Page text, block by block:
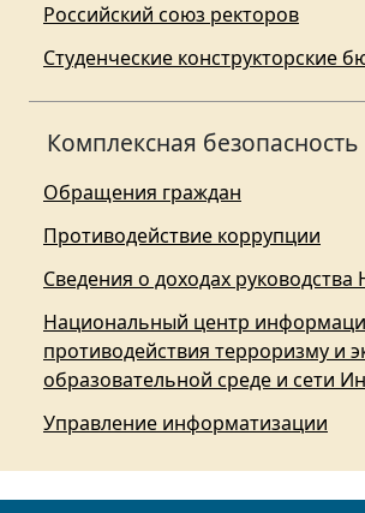
Российский союз ректоров
Студенческие конструкторские
Комплексная безопасность
Обращения граждан
Противодействие коррупции
Сведения о доходах руководства
Национальный центр
противодействия терроризму и
образовательной среде и сети
Управление информатизации